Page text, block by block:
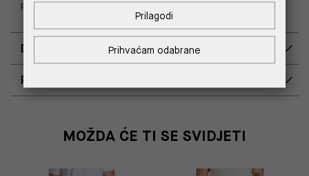
Replay Outlet Store, Split
DOSTAVA
POVRAT I ZAMJENA
MOŽDA ĆE TI SE SVIDJETI
Prihvaćam odabrane
Prilagodi